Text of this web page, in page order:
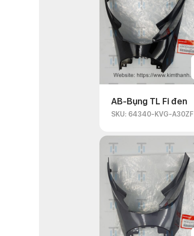
AB-Bụng TL Fi đen
SKU: 64340-KVG-A30ZF